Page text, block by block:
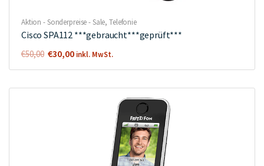
Aktion - Sonderpreise - Sale,Telefonie
Cisco SPA112 ***gebraucht***geprüft***
€50,00 Ursprünglicher
Preis
€30,00Aktueller
Preis
inkl. MwSt.